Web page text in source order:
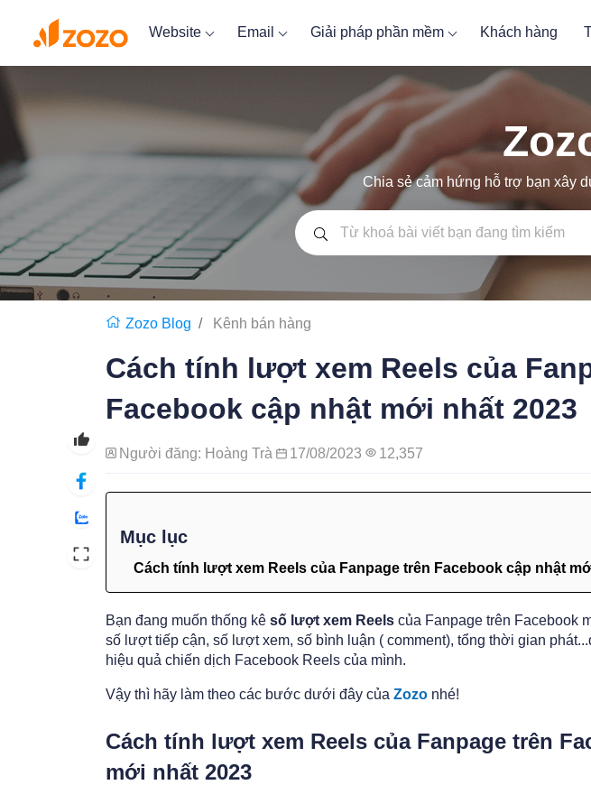
Website Email Giải pháp phần mềm Khách hàng
Chia sẻ cảm hứng hỗ trợ bạn xây
Zozo Blog Kênh bán hàng
Cách tính lượt xem Reels của
Facebook cập nhật mới nhất 2023
Người đăng: Hoàng Trà 17/08/2023 12,357
Mục lục
Cách tính lượt xem Reels của Fanpage trên Facebook cập nhật
Bạn đang muốn thống kê số lượt xem Reels của Fanpage trên Facebook
số lượt tiếp cận, số lượt xem, số bình luận ( comment), tổng thời gian
hiệu quả chiến dịch Facebook Reels của mình.
Vậy thì hãy làm theo các bước dưới đây của Zozo nhé!
Cách tính lượt xem Reels của Fanpage trên
mới nhất 2023